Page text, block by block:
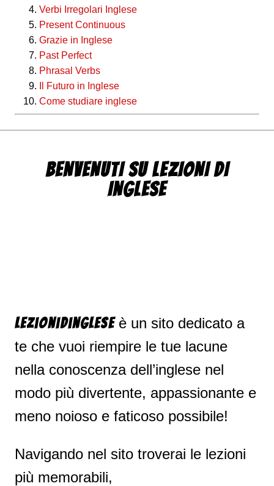
Verbi Irregolari Inglese
Present Continuous
Grazie in Inglese
Past Perfect
Phrasal Verbs
Il Futuro in Inglese
Come studiare inglese
BENVENUTI SU LEZIONI DI
INGLESE
Lezionidingleseè un sito dedicato a
te che vuoi riempire le tue lacune
nella conoscenza dell’inglese nel
modo più divertente, appassionante e
meno noioso e faticoso possibile!
Navigando nel sito troverai le lezioni
più memorabili,